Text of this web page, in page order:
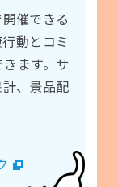
催できる
動とコミ
ます。サ
、景品配